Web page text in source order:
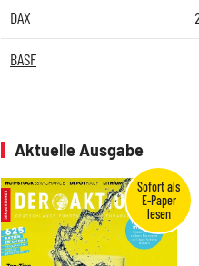
DAX
BASF
Aktuelle Ausgabe